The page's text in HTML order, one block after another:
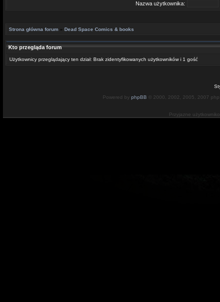
Nazwa użytkownika:
Strona główna forum » Dead Space Comics & books
Kto przegląda forum
Użytkownicy przeglądający ten dział: Brak zidentyfikowanych użytkowników i 1 gość
Powered by phpBB © 2000, 2002, 2005, 2007
Przyjazne